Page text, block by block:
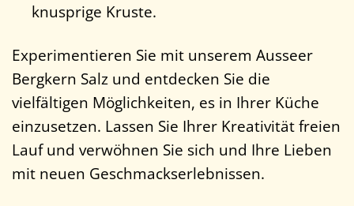
knusprige Kruste.
Experimentieren Sie mit unserem Ausseer
Bergkern Salz und entdecken Sie die
vielfältigen Möglichkeiten, es in Ihrer Küche
einzusetzen. Lassen Sie Ihrer Kreativität freien
Lauf und verwöhnen Sie sich und Ihre Lieben
mit neuen Geschmackserlebnissen.